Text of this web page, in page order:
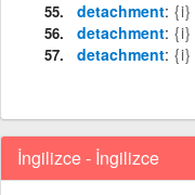
detachment {i}
detachment {i}
detachment {i}
İngilizce - İngilizce